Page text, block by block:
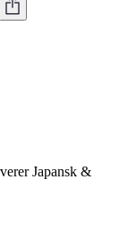
Japansk &